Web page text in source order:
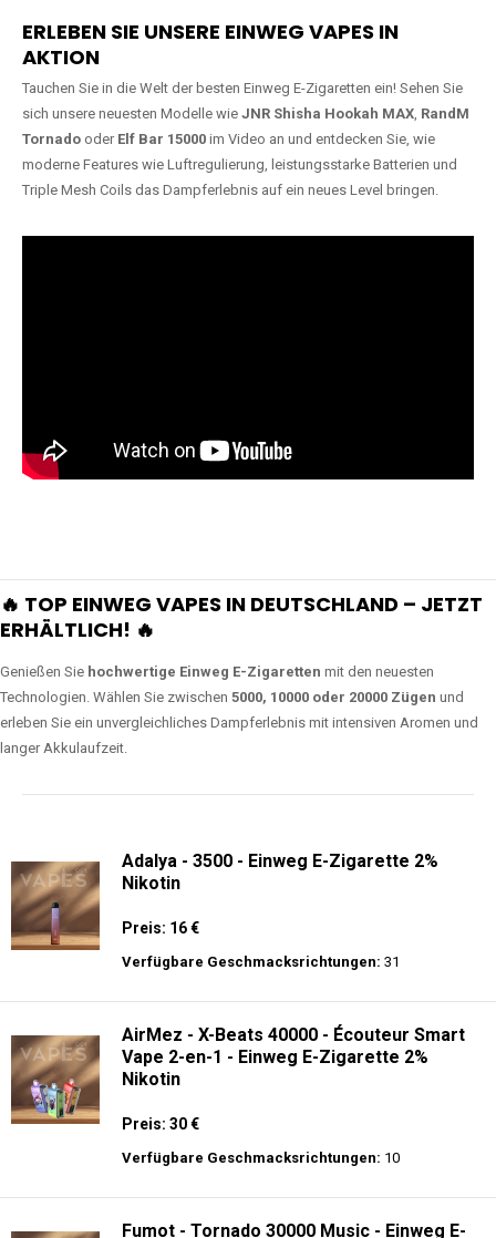
ERLEBEN SIE UNSERE EINWEG VAPES IN
AKTION
Tauchen Sie in die Welt der besten Einweg E-Zigaretten ein! Sehen Sie
sich unsere neuesten Modelle wie JNR Shisha Hookah MAX, RandM
Tornado oder Elf Bar 15000 im Video an und entdecken Sie, wie
moderne Features wie Luftregulierung, leistungsstarke Batterien und
Triple Mesh Coils das Dampferlebnis auf ein neues Level bringen.
🔥 TOP EINWEG VAPES IN DEUTSCHLAND – JETZT
ERHÄLTLICH! 🔥
Genießen Sie hochwertige Einweg E-Zigaretten mit den neuesten
Technologien. Wählen Sie zwischen 5000, 10000 oder 20000 Zügen und
erleben Sie ein unvergleichliches Dampferlebnis mit intensiven Aromen und
langer Akkulaufzeit.
Adalya - 3500 - Einweg E-Zigarette 2%
Nikotin
Preis: 16 €
Verfügbare Geschmacksrichtungen: 31
AirMez - X-Beats 40000 - Écouteur Smart
Vape 2-en-1 - Einweg E-Zigarette 2%
Nikotin
Preis: 30 €
Verfügbare Geschmacksrichtungen: 10
Fumot - Tornado 30000 Music - Einweg E-